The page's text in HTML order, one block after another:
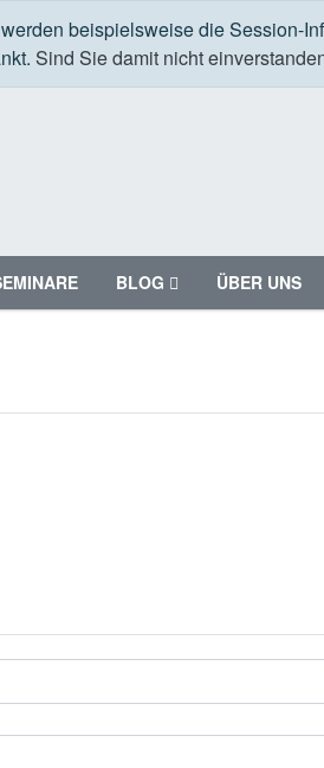
beispielsweise die Session-
Sind Sie damit nicht
BLOG ÜBER UNS